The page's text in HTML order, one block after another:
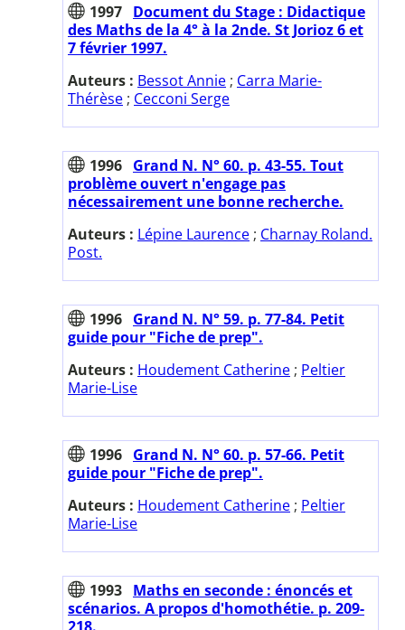
1997 Document du Stage : Didactique
des Maths de la 4° à la 2nde. St Jorioz 6 et
7 février 1997.
Auteurs : Bessot Annie ; Carra Marie-
Thérèse ; Cecconi Serge
1996 Grand N. N° 60. p. 43-55. Tout
problème ouvert n'engage pas
nécessairement une bonne recherche.
Auteurs : Lépine Laurence ; Charnay Roland.
Post.
1996 Grand N. N° 59. p. 77-84. Petit
guide pour "Fiche de prep".
Auteurs : Houdement Catherine ; Peltier
Marie-Lise
1996 Grand N. N° 60. p. 57-66. Petit
guide pour "Fiche de prep".
Auteurs : Houdement Catherine ; Peltier
Marie-Lise
1993 Maths en seconde : énoncés et
scénarios. A propos d'homothétie. p. 209-